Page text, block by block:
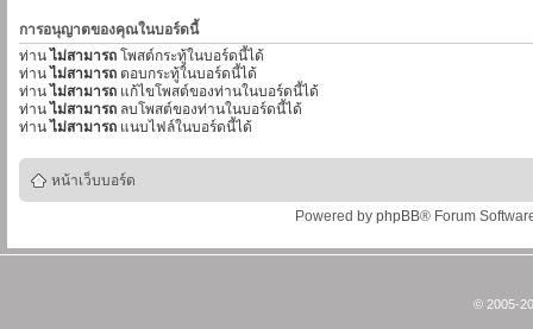
การอนุญาตของคุณในบอร์ดนี้
ท่าน ไม่สามารถ โพสต์กระทู้ในบอร์ดนี้ได้
ท่าน ไม่สามารถ ตอบกระทู้ในบอร์ดนี้ได้
ท่าน ไม่สามารถ แก้ไขโพสต์ของท่านในบอร์ดนี้ได้
ท่าน ไม่สามารถ ลบโพสต์ของท่านในบอร์ดนี้ได้
ท่าน ไม่สามารถ แนบไฟล์ในบอร์ดนี้ได้
หน้าเว็บบอร์ด
Powered by phpBB® Forum
© 2005-